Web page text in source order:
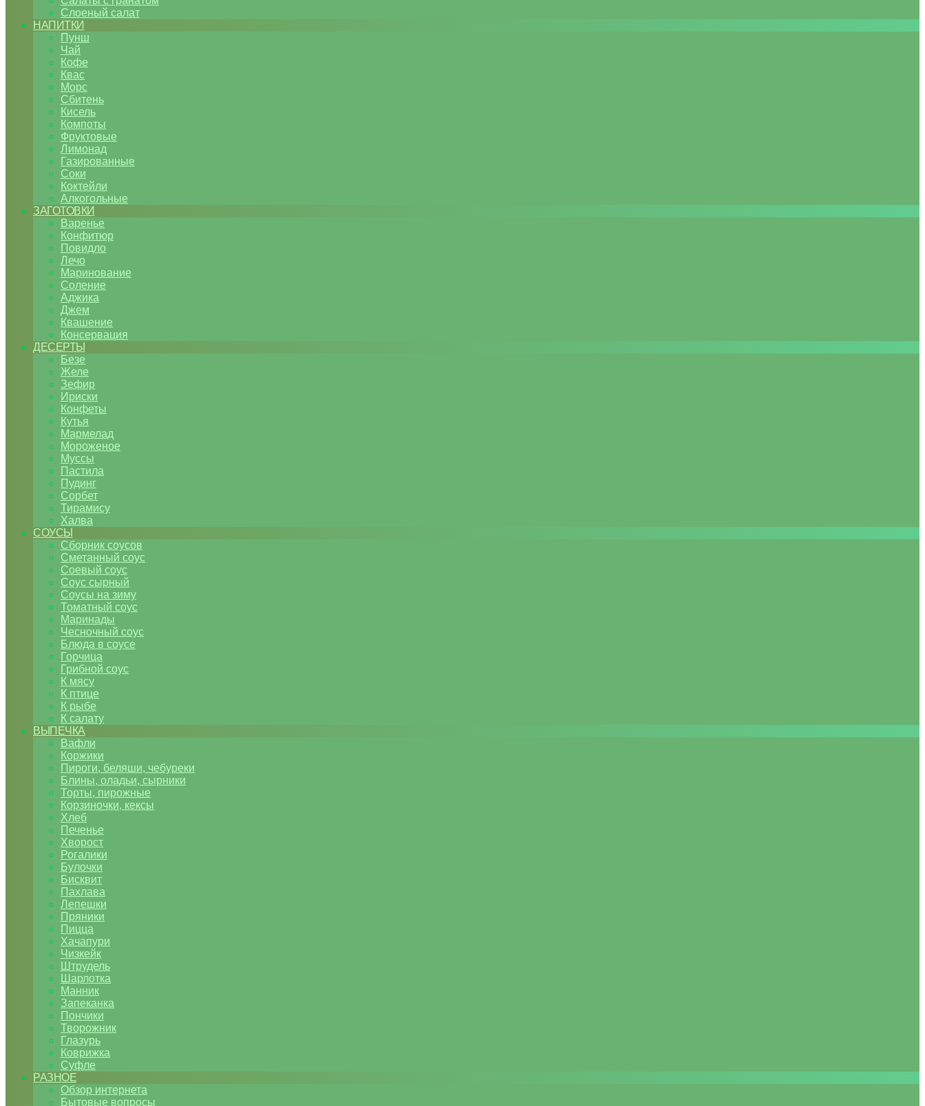
Слоеный салат
НАПИТКИ
Пунш
Чай
Кофе
Квас
Морс
Сбитень
Кисель
Компоты
Фруктовые
Лимонад
Газированные
Соки
Коктейли
Алкогольные
ЗАГОТОВКИ
Варенье
Конфитюр
Повидло
Лечо
Маринование
Соление
Аджика
Джем
Квашение
Консервация
ДЕСЕРТЫ
Безе
Желе
Зефир
Ириски
Конфеты
Кутья
Мармелад
Мороженое
Муссы
Пастила
Пудинг
Сорбет
Тирамису
Халва
СОУСЫ
Сборник соусов
Сметанный соус
Соевый соус
Соус сырный
Соусы на зиму
Томатный соус
Маринады
Чесночный соус
Блюда в соусе
Горчица
Грибной соус
К мясу
К птице
К рыбе
К салату
ВЫПЕЧКА
Вафли
Коржики
Пироги, беляши, чебуреки
Блины, оладьи, сырники
Торты, пирожные
Корзиночки, кексы
Хлеб
Печенье
Хворост
Рогалики
Булочки
Бисквит
Пахлава
Лепешки
Пряники
Пицца
Хачапури
Чизкейк
Штрудель
Шарлотка
Манник
Запеканка
Пончики
Творожник
Глазурь
Коврижка
Суфле
РАЗНОЕ
Обзор интернета
Бытовые вопросы